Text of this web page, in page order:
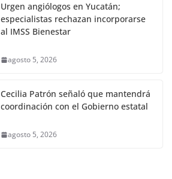
Urgen angiólogos en Yucatán;
especialistas rechazan incorporarse
al IMSS Bienestar
agosto 5, 2026
Cecilia Patrón señaló que mantendrá
coordinación con el Gobierno estatal
agosto 5, 2026